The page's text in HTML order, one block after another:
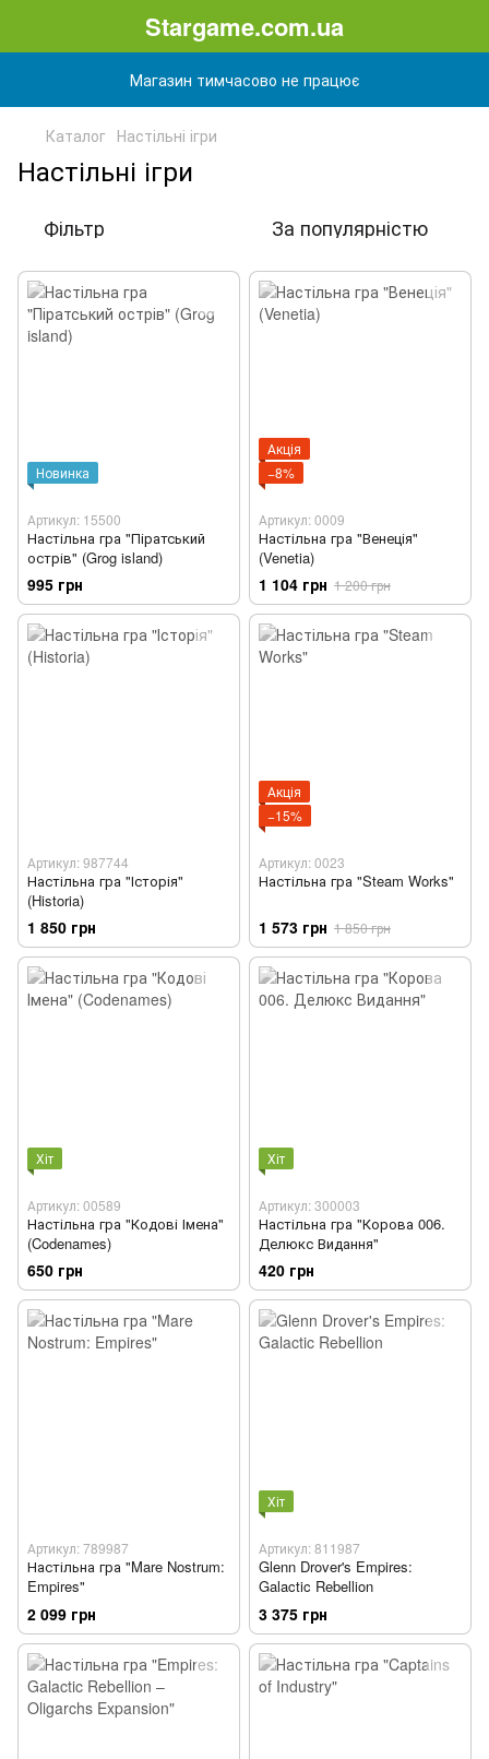
Stargame.com.ua
Магазин тимчасово не працює
Каталог Настільні ігри
Настільні ігри
Фільтр За популярністю
Новинка
Артикул: 15500
Настільна гра "Піратський
острів" (Grog island)
995 грн
Акція
−8%
Артикул: 0009
Настільна гра "Венеція"
(Venetia)
1 104 грн 1 200 грн
Артикул: 987744
Настільна гра "Історія"
(Historia)
1 850 грн
Акція
−15%
Артикул: 0023
Настільна гра "Steam Works"
1 573 грн 1 850 грн
Хіт
Артикул: 00589
Настільна гра "Кодові Імена"
(Codenames)
650 грн
Хіт
Артикул: 300003
Настільна гра "Корова 006.
Делюкс Видання"
420 грн
Артикул: 789987
Настільна гра "Mare Nostrum:
Empires"
2 099 грн
Хіт
Артикул: 811987
Glenn Drover's Empires:
Galactic Rebellion
3 375 грн